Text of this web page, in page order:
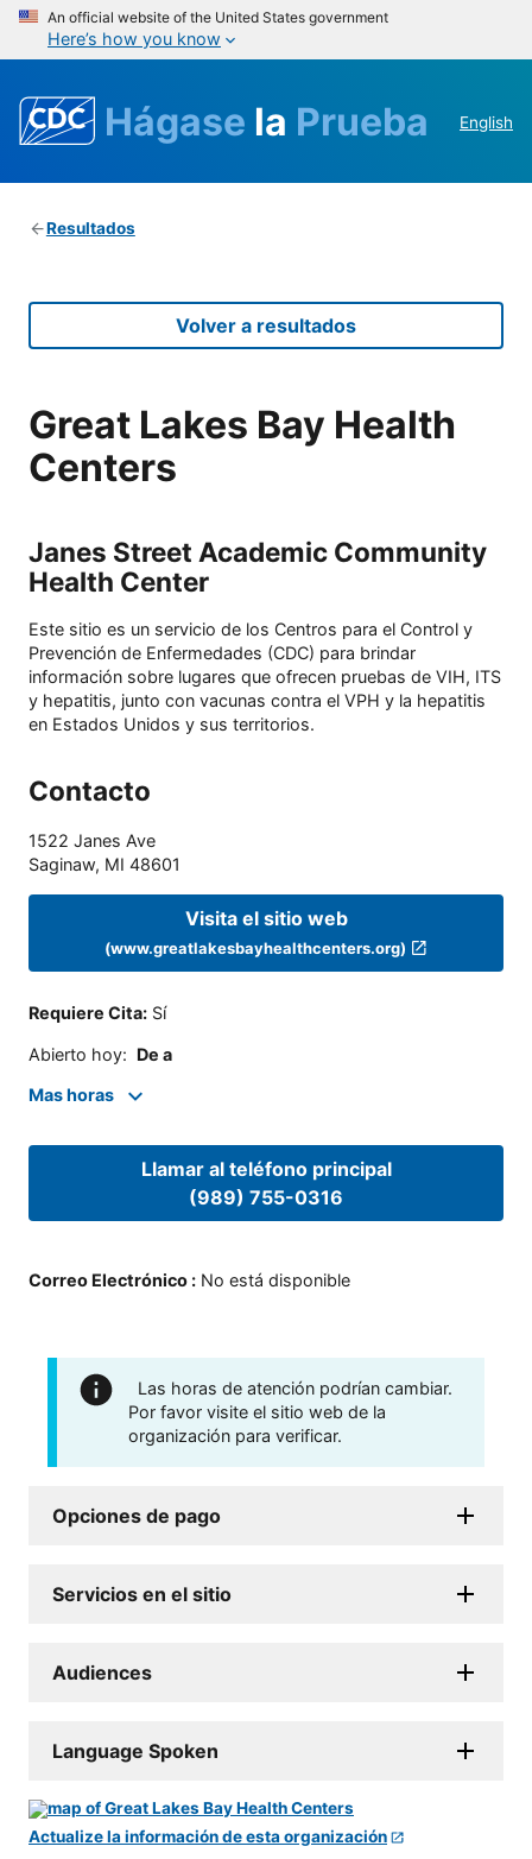
An official website of the United States government
Here’s how you know
Hágase la Prueba English
Resultados
Volver a resultados
Great Lakes Bay Health
Centers
Janes Street Academic Community
Health Center
Este sitio es un servicio de los Centros para el Control y
Prevención de Enfermedades (CDC) para brindar
información sobre lugares que ofrecen pruebas de VIH, ITS
y hepatitis, junto con vacunas contra el VPH y la hepatitis
en Estados Unidos y sus territorios.
Contacto
1522 Janes Ave
Saginaw, MI 48601
Visita el sitio web
(www.greatlakesbayhealthcenters.org)
Requiere Cita: Sí
Abierto hoy: De a
Mas horas
Llamar al teléfono principal
(989) 755-0316
Correo Electrónico : No está disponible
Las horas de atención podrían cambiar.
Por favor visite el sitio web de la
organización para verificar.
Opciones de pago
Servicios en el sitio
Audiences
Language Spoken
Actualize la información de esta organización